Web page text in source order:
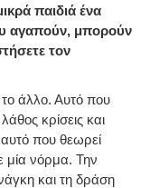
παιδιά ένα
αγαπούν, μπορούν
τον
το άλλο. Αυτό που
κρίσεις και
αυτό που θεωρεί
μία νόρμα. Την
και τη δράση